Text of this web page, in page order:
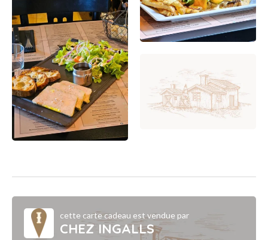
cette carte cadeau est vendue par
CHEZ INGALLS